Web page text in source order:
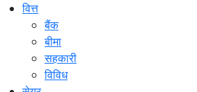
वित्त
बैंक
बीमा
सहकारी
विविध